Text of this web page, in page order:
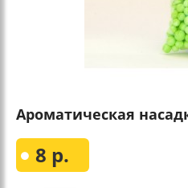
Ароматическая
8 р.